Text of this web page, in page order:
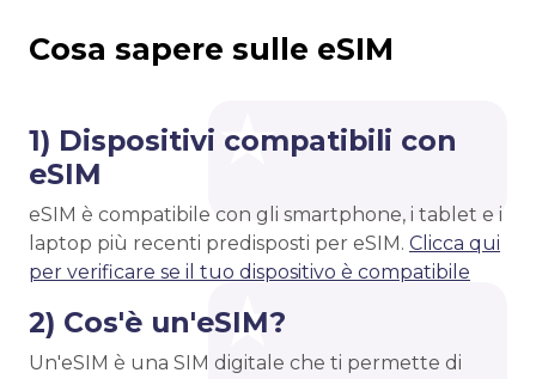
Cosa sapere sulle eSIM
1) Dispositivi compatibili con
eSIM
eSIM è compatibile con gli smartphone, i tablet e i
laptop più recenti predisposti per eSIM. Clicca qui
per verificare se il tuo dispositivo è compatibile
2) Cos'è un'eSIM?
Un'eSIM è una SIM digitale che ti permette di